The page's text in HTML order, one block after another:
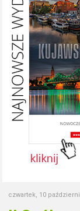
czwartek, 10